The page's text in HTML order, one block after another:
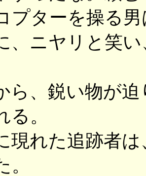
プターを操る
、ニヤリと笑
ら、鋭い物が
る。
現れた追跡者
。